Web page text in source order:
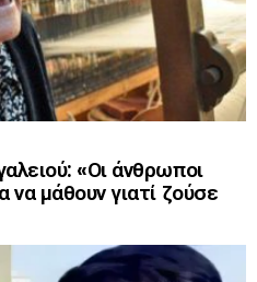
«Οι άνθρωποι
να μάθουν γιατί ζούσε